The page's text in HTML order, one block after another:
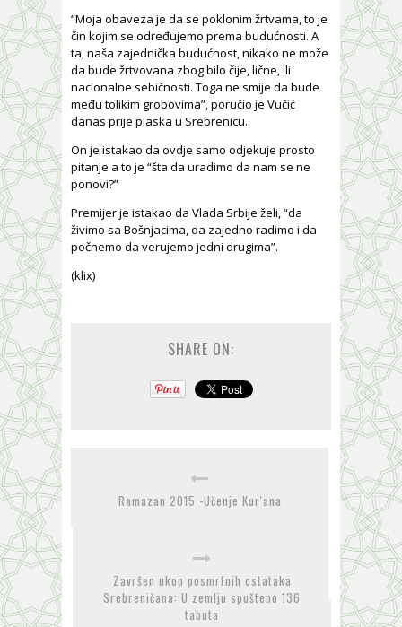
“Moja obaveza je da se poklonim žrtvama, to je
čin kojim se određujemo prema budućnosti. A
ta, naša zajednička budućnost, nikako ne može
da bude žrtvovana zbog bilo čije, lične, ili
nacionalne sebičnosti. Toga ne smije da bude
među tolikim grobovima”, poručio je Vučić
danas prije plaska u Srebrenicu.
On je istakao da ovdje samo odjekuje prosto
pitanje a to je “šta da uradimo da nam se ne
ponovi?”
Premijer je istakao da Vlada Srbije želi, “da
živimo sa Bošnjacima, da zajedno radimo i da
počnemo da verujemo jedni drugima”.
(klix)
SHARE ON:
Ramazan 2015 -Učenje Kur'ana
Završen ukop posmrtnih ostataka
Srebreničana: U zemlju spušteno 136
tabuta